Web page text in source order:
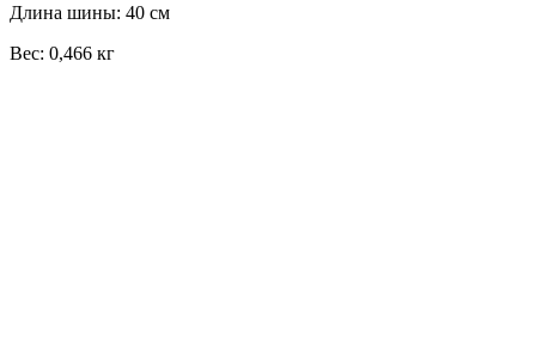
Длина шины: 40 см
Вес: 0,466 кг